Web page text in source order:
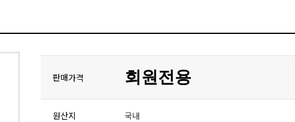
판매가격 회원전용
원산지
국내